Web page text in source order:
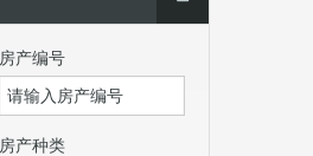
房产编号
房产种类